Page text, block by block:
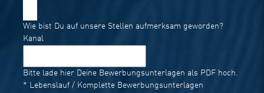
Wie bist Du auf unsere Stellen aufmerksam geworden?
Kanal
Bitte lade hier Deine Bewerbungsunterlagen als PDF hoch.
* Lebenslauf / Komplette Bewerbungsunterlagen